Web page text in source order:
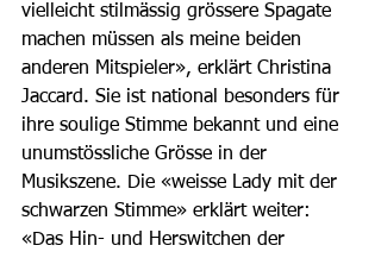
vielleicht stilmässig grössere Spagate
machen müssen als meine beiden
anderen Mitspieler», erklärt Christina
Jaccard. Sie ist national besonders für
ihre soulige Stimme bekannt und eine
unumstössliche Grösse in der
Musikszene. Die «weisse Lady mit der
schwarzen Stimme» erklärt weiter:
«Das Hin- und Herswitchen der